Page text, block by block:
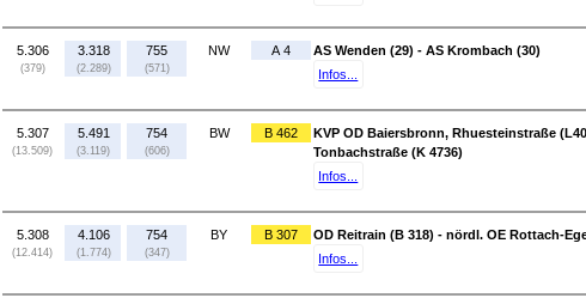
5.306
(379)
3.318
(2.289)
755
(571)
NW A 4
AS Wenden (29) - AS Krombach (30)
Infos...
5.307
(13.509)
5.491
(3.119)
754
(606)
BW B 462
KVP OD Baiersbronn, Rhuesteinstraße
Tonbachstraße (K 4736)
Infos...
5.308
(12.414)
4.106
(1.774)
754
(347)
BY B 307
OD Reitrain (B 318) - nördl. OE Rottach-
Infos...